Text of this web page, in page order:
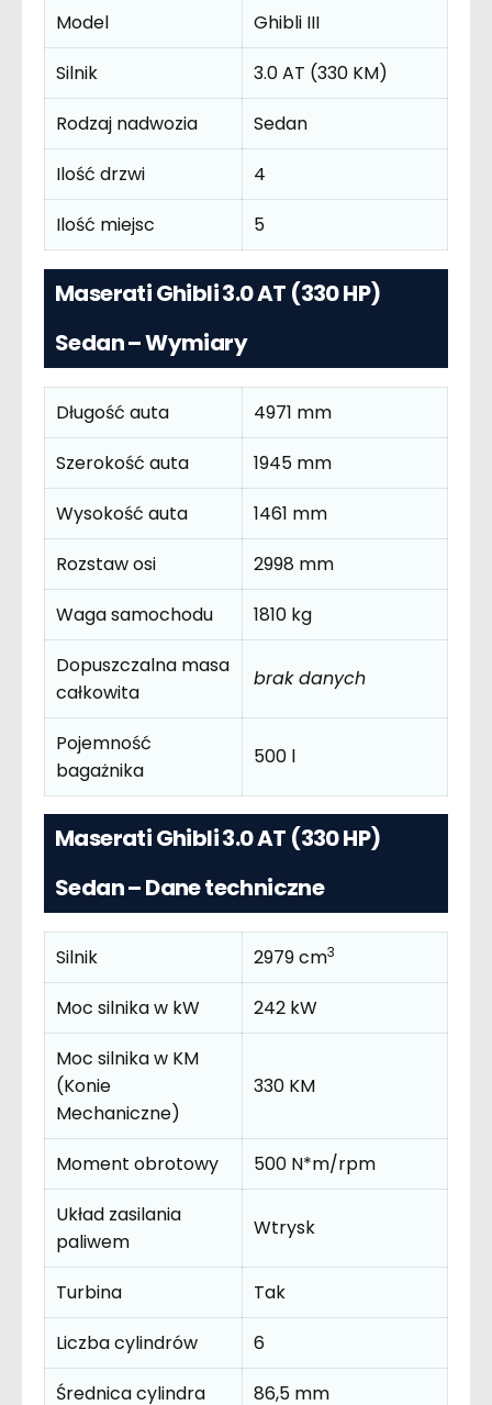
Model
Ghibli III
Silnik
3.0 AT (330 KM)
Rodzaj nadwozia
Sedan
Ilość drzwi
4
Ilość miejsc
5
Maserati Ghibli 3.0 AT (330 HP)
Sedan – Wymiary
Długość auta
4971 mm
Szerokość auta
1945 mm
Wysokość auta
1461 mm
Rozstaw osi
2998 mm
Waga samochodu
1810 kg
Dopuszczalna masa
całkowita
brak danych
Pojemność
bagażnika
500 l
Maserati Ghibli 3.0 AT (330 HP)
Sedan – Dane techniczne
Silnik 2979 cm3
Moc silnika w kW
242 kW
Moc silnika w KM
(Konie
Mechaniczne)
330 KM
Moment obrotowy
500 N*m/rpm
Układ zasilania
paliwem
Wtrysk
Turbina
Tak
Liczba cylindrów
6
Średnica cylindra
86,5 mm